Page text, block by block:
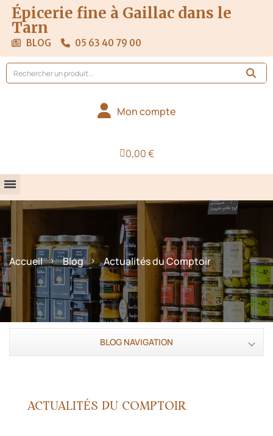
Épicerie fine à Gaillac dans le
Tarn
BLOG 05 63 40 79 00
Mon compte
0,00 €
Accueil Blog Actualités du Comptoir
BLOG NAVIGATION
ACTUALITÉS DU COMPTOIR